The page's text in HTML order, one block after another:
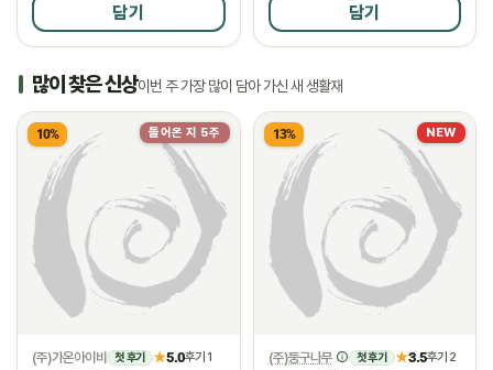
담기 담기
많이 찾은 신상이번 주 가장 많이 담아 가신 새 생활재
들어온 지 5주
10%
(주)가온아이비 첫 후기 ★5.0후기 1
NEW
13%
(주)둥구나무 첫 후기 ★3.5후기 2